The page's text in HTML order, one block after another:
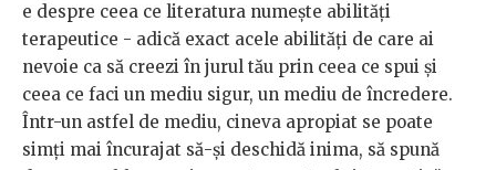
e despre ceea ce literatura numește abilități
terapeutice - adică exact acele abilități de care ai
nevoie ca să creezi în jurul tău prin ceea ce spui și
ceea ce faci un mediu sigur, un mediu de încredere.
Într-un astfel de mediu, cineva apropiat se poate
simți mai încurajat să-și deschidă inima, să spună